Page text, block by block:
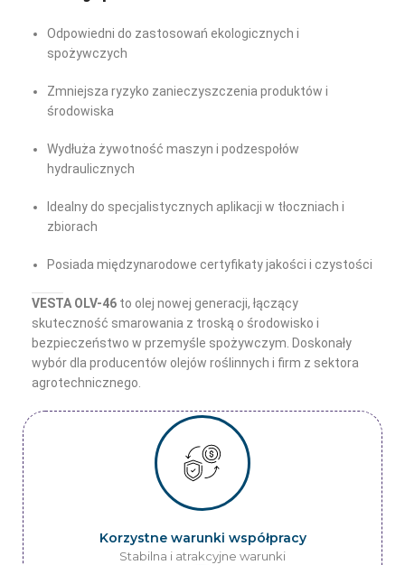
Odpowiedni do zastosowań ekologicznych i
spożywczych
Zmniejsza ryzyko zanieczyszczenia produktów i
środowiska
Wydłuża żywotność maszyn i podzespołów
hydraulicznych
Idealny do specjalistycznych aplikacji w tłoczniach i
zbiorach
Posiada międzynarodowe certyfikaty jakości i czystości
VESTA OLV-46 to olej nowej generacji, łączący
skuteczność smarowania z troską o środowisko i
bezpieczeństwo w przemyśle spożywczym. Doskonały
wybór dla producentów olejów roślinnych i firm z sektora
agrotechnicznego.
Korzystne warunki współpracy
Stabilna i atrakcyjne warunki